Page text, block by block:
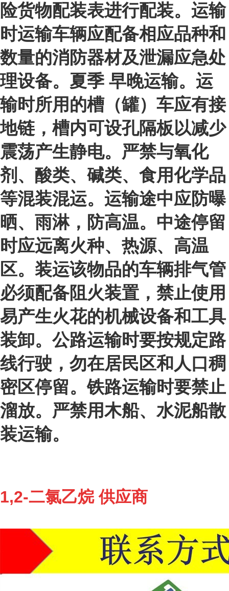
险货物配装表进行配装。运输
时运输车辆应配备相应品种和
数量的消防器材及泄漏应急处
理设备。夏季 早晚运输。运
输时所用的槽（罐）车应有接
地链，槽内可设孔隔板以减少
震荡产生静电。严禁与氧化
剂、酸类、碱类、食用化学品
等混装混运。运输途中应防曝
晒、雨淋，防高温。中途停留
时应远离火种、热源、高温
区。装运该物品的车辆排气管
必须配备阻火装置，禁止使用
易产生火花的机械设备和工具
装卸。公路运输时要按规定路
线行驶，勿在居民区和人口稠
密区停留。铁路运输时要禁止
溜放。严禁用木船、水泥船散
装运输。
1,2-二氯乙烷 供应商